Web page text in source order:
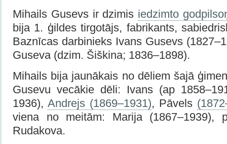
Mihails Gusevs ir dzimis iedzimto
bija 1. ģildes tirgotājs, fabrikants,
Baznīcas darbinieks Ivans Gusevs
Guseva (dzim. Šiškina; 1836–1898).
Mihails bija jaunākais no dēliem šajā
Gusevu vecākie dēli: Ivans (ap
1936), Andrejs (1869–1931), Pāvels
viena no meitām: Marija (1867–1939),
Rudakova.